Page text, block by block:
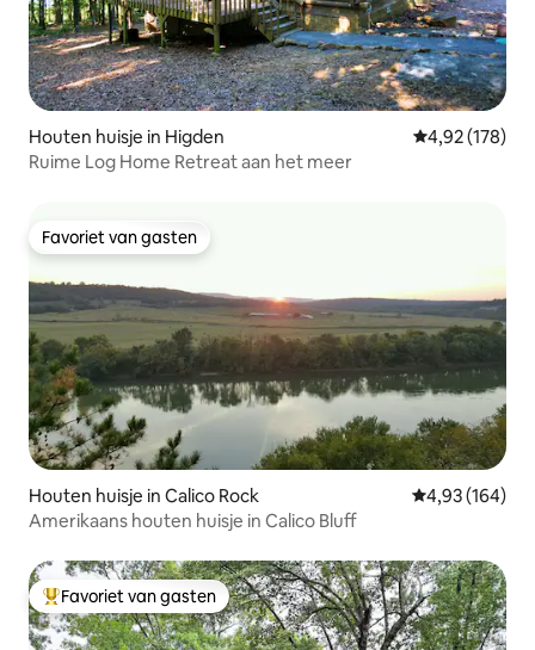
Houten huisje in Higden Gemiddelde
4,92 (178)
Ruime Log Home Retreat aan het meer
Favoriet van gasten
Favoriet van gasten
Houten huisje in Calico Rock Gemiddelde
4,93 (164)
Amerikaans houten huisje in Calico Bluff
Topfavoriet van gasten
Favoriet van gasten